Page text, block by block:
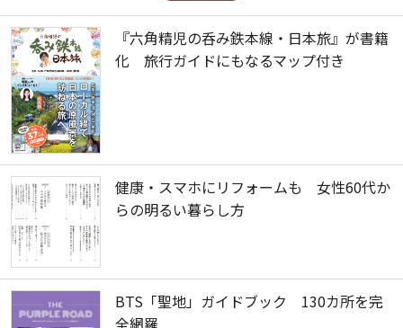
『六角精児の呑み鉄本線・日本旅』が書籍
化 旅行ガイドにもなるマップ付き
健康・スマホにリフォームも 女性60代か
らの明るい暮らし方
BTS「聖地」ガイドブック 130カ所を完
全網羅